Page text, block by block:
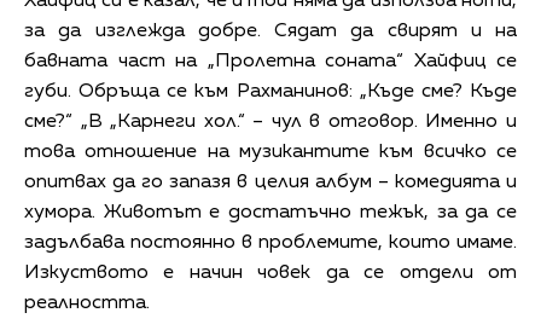
за да изглежда добре. Сядат да свирят и на
бавната част на „Пролетна соната“ Хайфиц се
губи. Обръща се към Рахманинов: „Къде сме? Къде
сме?“ „В „Карнеги хол.“ – чул в отговор. Именно и
това отношение на музикантите към всичко се
опитвах да го запазя в целия албум – комедията и
хумора. Животът е достатъчно тежък, за да се
задълбава постоянно в проблемите, които имаме.
Изкуството е начин човек да се отдели от
реалността.